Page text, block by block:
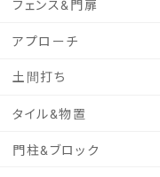
フェンス&門扉
アプローチ
土間打ち
タイル&物置
門柱&ブロック